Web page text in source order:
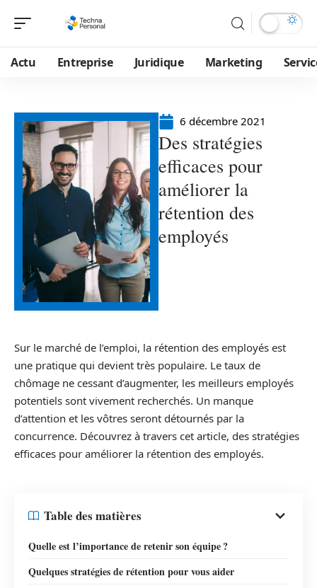
Actu Entreprise Juridique Marketing
6 décembre 2021
Des stratégies
efficaces pour
améliorer la
rétention des
employés
Sur le marché de l’emploi, la rétention des employés est
une pratique qui devient très populaire. Le taux de
chômage ne cessant d’augmenter, les meilleurs employés
potentiels sont vivement recherchés. Un manque
d’attention et les vôtres seront détournés par la
concurrence. Découvrez à travers cet article, des stratégies
efficaces pour améliorer la rétention des employés.
Table des matières
Quelle est l’importance de retenir son équipe ?
Quelques stratégies de rétention pour vous aider